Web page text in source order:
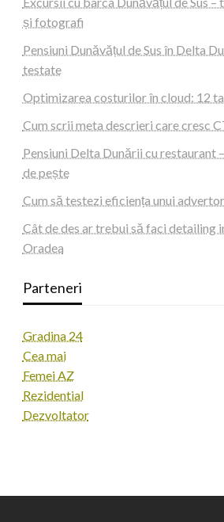
și fotografi
Pensiuni Dunăvățul de Sus în Delta
testate
Optimizarea costurilor în cloud: 12
Cum scrii meta descrieri care cresc
Pensiuni Delta Dunării cu restaurant
de pește
Cum să testezi eficiența unui
Cât de des ar trebui să faci detailing
Oradea
Parteneri
Gradina 24
Cea mai
Femei AZ
Rezidential
Dezvoltator